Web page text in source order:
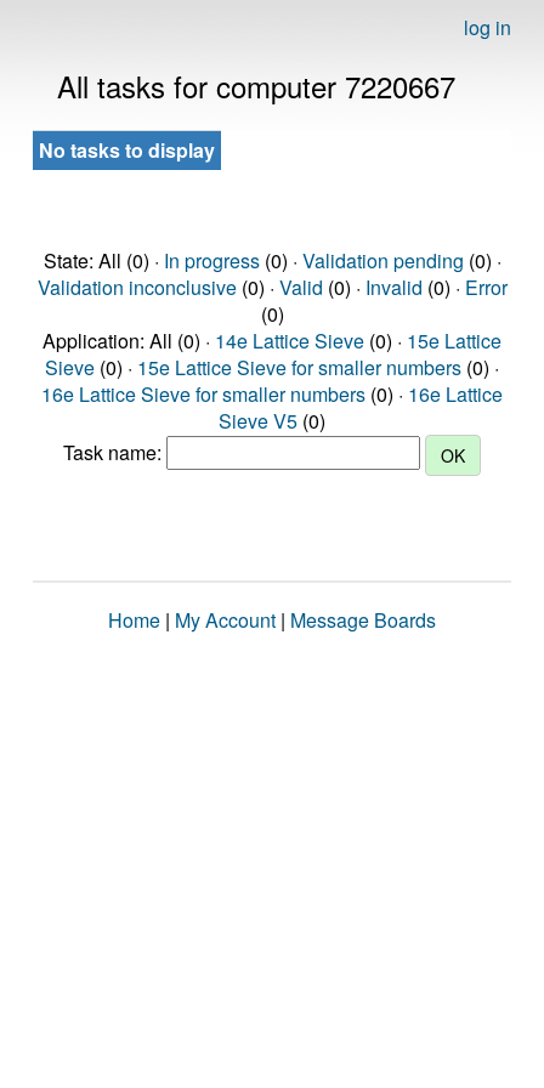
log in
All tasks for computer 7220667
No tasks to display
State: All (0) · In progress(0) · Validation pending (0) ·
Validation inconclusive(0) · Valid (0) · Invalid (0) · Error
(0)
Application: All (0) · 14e Lattice Sieve (0) · 15e Lattice
Sieve (0) · 15e Lattice Sieve for smaller numbers (0) ·
16e Lattice Sieve for smaller numbers (0) · 16e Lattice
Sieve V5 (0)
Task name:
Home | My Account | Message Boards